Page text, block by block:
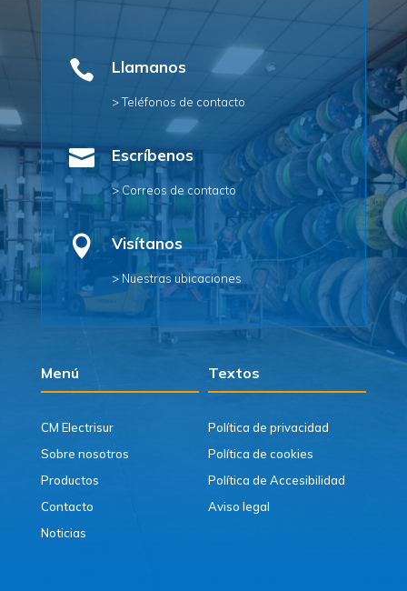
 Llamanos
> Teléfonos de contacto
 Escríbenos
> Correos de contacto
 Visítanos
> Nuestras ubicaciones
Menú Textos
CM Electrisur
Sobre nosotros
Productos
Contacto
Noticias
Política de privacidad
Política de cookies
Política de Accesibilidad
Aviso legal